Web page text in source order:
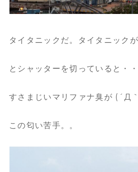
タイタニックだ。タイタニック
とシャッターを切っていると・・
すさまじいマリファナ臭が (´Д
この匂い苦手。。